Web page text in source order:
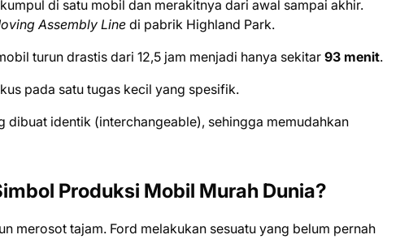
di satu mobil dan merakitnya dari awal sampai akhir.
Assembly Linedi pabrik Highland Park.
turun drastis dari 12,5 jam menjadi hanya sekitar 93 menit.
pada satu tugas kecil yang spesifik.
dibuat identik (interchangeable), sehingga memudahkan
Produksi Mobil Murah Dunia?
merosot tajam. Ford melakukan sesuatu yang belum pernah